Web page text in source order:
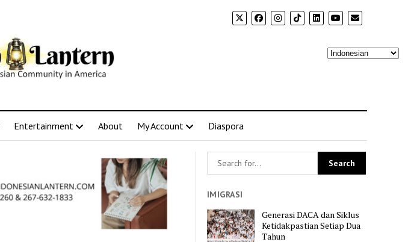
Entertainment About My Account Diaspora
IMIGRASI
Generasi DACA dan Siklus
Ketidakpastian Setiap Dua
Tahun